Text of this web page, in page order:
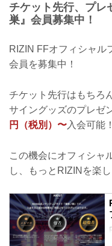
チケット先行、プレ
巣』会員募集中！
RIZIN FFオフィシャル
会員を募集中！
チケット先行はもちろ
サイングッズのプレゼ
円（税別）〜入会可能！
この機会にオフィシャ
し、もっとRIZINを楽し